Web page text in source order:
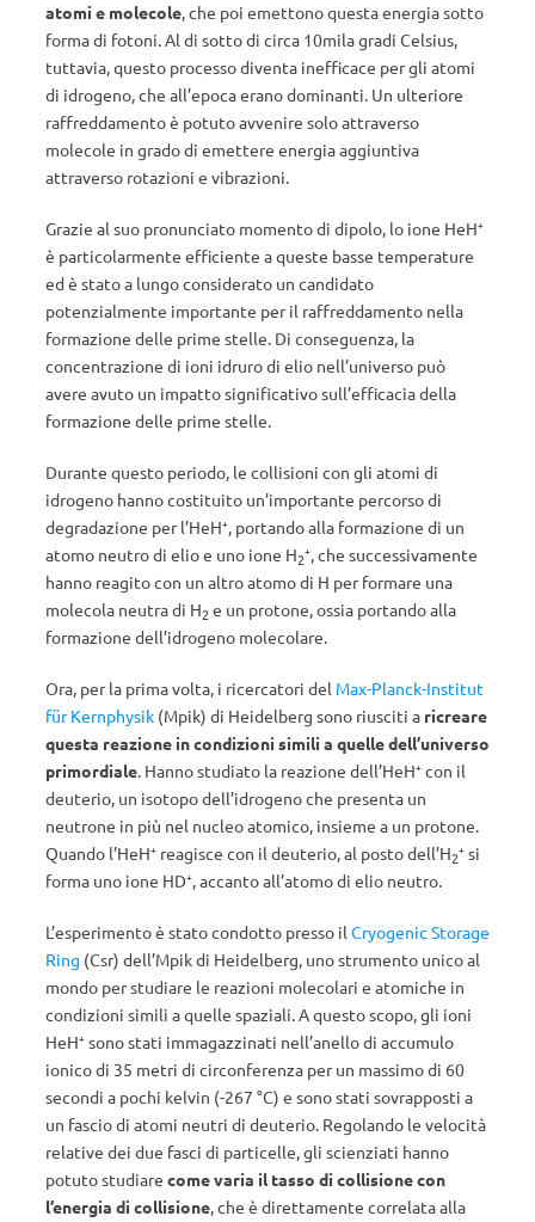
atomi e molecole, che poi emettono questa energia sotto
forma di fotoni. Al di sotto di circa 10mila gradi Celsius,
tuttavia, questo processo diventa inefficace per gli atomi
di idrogeno, che all’epoca erano dominanti. Un ulteriore
raffreddamento è potuto avvenire solo attraverso
molecole in grado di emettere energia aggiuntiva
attraverso rotazioni e vibrazioni.
Grazie al suo pronunciato momento di dipolo, lo ione HeH⁺
è particolarmente efficiente a queste basse temperature
ed è stato a lungo considerato un candidato
potenzialmente importante per il raffreddamento nella
formazione delle prime stelle. Di conseguenza, la
concentrazione di ioni idruro di elio nell’universo può
avere avuto un impatto significativo sull’efficacia della
formazione delle prime stelle.
Durante questo periodo, le collisioni con gli atomi di
idrogeno hanno costituito un’importante percorso di
degradazione per l’HeH⁺, portando alla formazione di un
atomo neutro di elio e uno ione H2⁺, che successivamente
hanno reagito con un altro atomo di H per formare una
molecola neutra di H2 e un protone, ossia portando alla
formazione dell’idrogeno molecolare.
Ora, per la prima volta, i ricercatori del Max-Planck-Institut
für Kernphysik (Mpik) di Heidelberg sono riusciti a ricreare
questa reazione in condizioni simili a quelle dell’universo
primordiale. Hanno studiato la reazione dell’HeH⁺ con il
deuterio, un isotopo dell’idrogeno che presenta un
neutrone in più nel nucleo atomico, insieme a un protone.
Quando l’HeH⁺ reagisce con il deuterio, al posto dell’H2⁺ si
forma uno ione HD⁺, accanto all’atomo di elio neutro.
L’esperimento è stato condotto presso il Cryogenic Storage
Ring (Csr) dell’Mpik di Heidelberg, uno strumento unico al
mondo per studiare le reazioni molecolari e atomiche in
condizioni simili a quelle spaziali. A questo scopo, gli ioni
HeH⁺ sono stati immagazzinati nell’anello di accumulo
ionico di 35 metri di circonferenza per un massimo di 60
secondi a pochi kelvin (-267 °C) e sono stati sovrapposti a
un fascio di atomi neutri di deuterio. Regolando le velocità
relative dei due fasci di particelle, gli scienziati hanno
potuto studiare come varia il tasso di collisione con
l’energia di collisione, che è direttamente correlata alla